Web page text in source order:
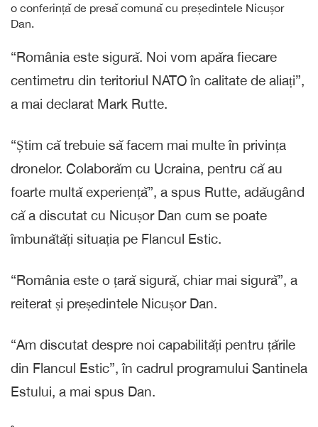
o conferință de presă comună cu președintele Nicușor
Dan.
“România este sigură. Noi vom apăra fiecare
centimetru din teritoriul NATO în calitate de aliați”,
a mai declarat Mark Rutte.
“Știm că trebuie să facem mai multe în privința
dronelor. Colaborăm cu Ucraina, pentru că au
foarte multă experiență”, a spus Rutte, adăugând
că a discutat cu Nicușor Dan cum se poate
îmbunătăți situația pe Flancul Estic.
“România este o țară sigură, chiar mai sigură”, a
reiterat și președintele Nicușor Dan.
“Am discutat despre noi capabilități pentru țările
din Flancul Estic”, în cadrul programului Santinela
Estului, a mai spus Dan.